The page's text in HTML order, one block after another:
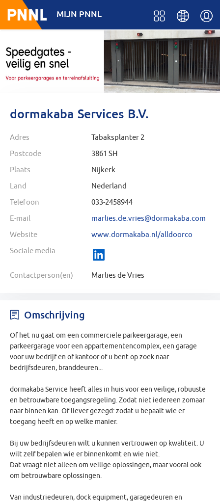
MIJN PNNL
dormakaba Services B.V.
Adres
Tabaksplanter 2
Postcode
3861 SH
Plaats
Nijkerk
Land
Nederland
Telefoon
033-2458944
E-mail
marlies.de.vries@dormakaba.com
Website
www.dormakaba.nl/alldoorco
Sociale media
Contactperson(en) Marlies de Vries
Omschrijving
Of het nu gaat om een commerciële parkeergarage, een
parkeergarage voor een appartementencomplex, een garage
voor uw bedrijf en of kantoor of u bent op zoek naar
bedrijfsdeuren, branddeuren...
dormakaba Service heeft alles in huis voor een veilige, robuuste
en betrouwbare toegangsregeling. Zodat niet iedereen zomaar
naar binnen kan. Of liever gezegd: zodat u bepaalt wie er
toegang heeft en op welke manier.
Bij uw bedrijfsdeuren wilt u kunnen vertrouwen op kwaliteit. U
wilt zelf bepalen wie er binnenkomt en wie niet.
Dat vraagt niet alleen om veilige oplossingen, maar vooral ook
om betrouwbare oplossingen.
Van industriedeuren, dock equipment, garagedeuren en